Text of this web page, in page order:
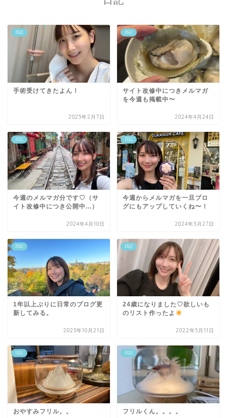
日記
手術受けてきたよん！
2025年2月7日
日記
サイト改修中につきメルマガ
を今週も掲載中〜
2024年4月24日
日記
今週のメルマガ分です♡（サ
イト改修中につき公開中...）
2024年4月10日
日記
今週からメルマガを一旦ブロ
グにもアップしていくね〜！
2024年3月27日
日記
1年以上ぶりに日常のブログ更
新してみる。
2023年10月21日
日記
24歳になりました♡欲しいも
のリスト作ったよ
2022年5月11日
日記
おやすみフリル。。
日記
フリルくん。。。。